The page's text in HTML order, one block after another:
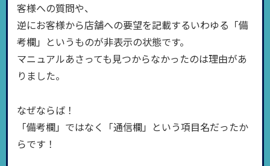
客様への質問や、
逆にお客様から店舗への要望を記載するいわゆる「備
考欄」というものが非表示の状態です。
マニュアルあさっても見つからなかったのは理由があ
りました。
なぜならば！
「備考欄」ではなく「通信欄」という項目名だったか
らです！